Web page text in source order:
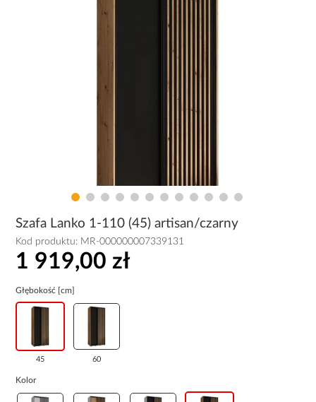
Szafa Lanko 1-110 (45) artisan/czarny
Kod produktu: MR-000000007339131
1 919,00 zł
Głębokość [cm]
45 60
Kolor